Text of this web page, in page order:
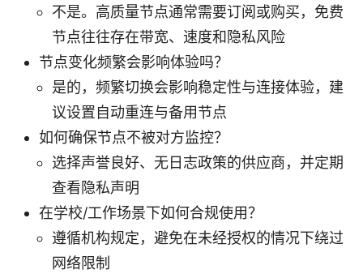
不是。高质量节点通常需要订阅或购买，免费
节点往往存在带宽、速度和隐私风险
节点变化频繁会影响体验吗？
是的，频繁切换会影响稳定性与连接体验，建
议设置自动重连与备用节点
如何确保节点不被对方监控？
选择声誉良好、无日志政策的供应商，并定期
查看隐私声明
在学校/工作场景下如何合规使用？
遵循机构规定，避免在未经授权的情况下绕过
网络限制